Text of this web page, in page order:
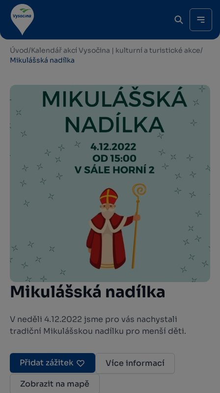
Úvod/Kalendář akcí Vysočina | kulturní a turistické akce/
Mikulášská nadílka
Mikulášská nadílka
V neděli 4.12.2022 jsme pro vás nachystali
tradiční Mikulášskou nadílku pro menší děti.
Přidat zážitek
Více informací
Zobrazit na mapě